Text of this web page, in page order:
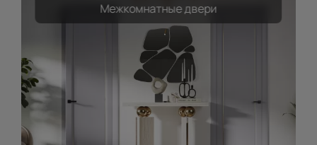
Межкомнатные двери